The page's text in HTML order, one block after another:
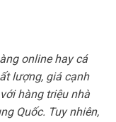
online hay cá
lượng, giá cạnh
hàng triệu nhà
Quốc. Tuy nhiên,